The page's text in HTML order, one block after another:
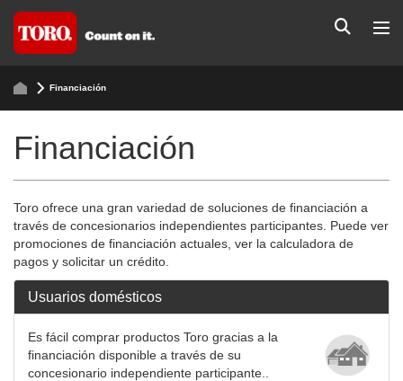
Financiación
Financiación
Toro ofrece una gran variedad de soluciones de financiación a
través de concesionarios independientes participantes. Puede ver
promociones de financiación actuales, ver la calculadora de
pagos y solicitar un crédito.
Usuarios domésticos
Es fácil comprar productos Toro gracias a la
financiación disponible a través de su
concesionario independiente participante..